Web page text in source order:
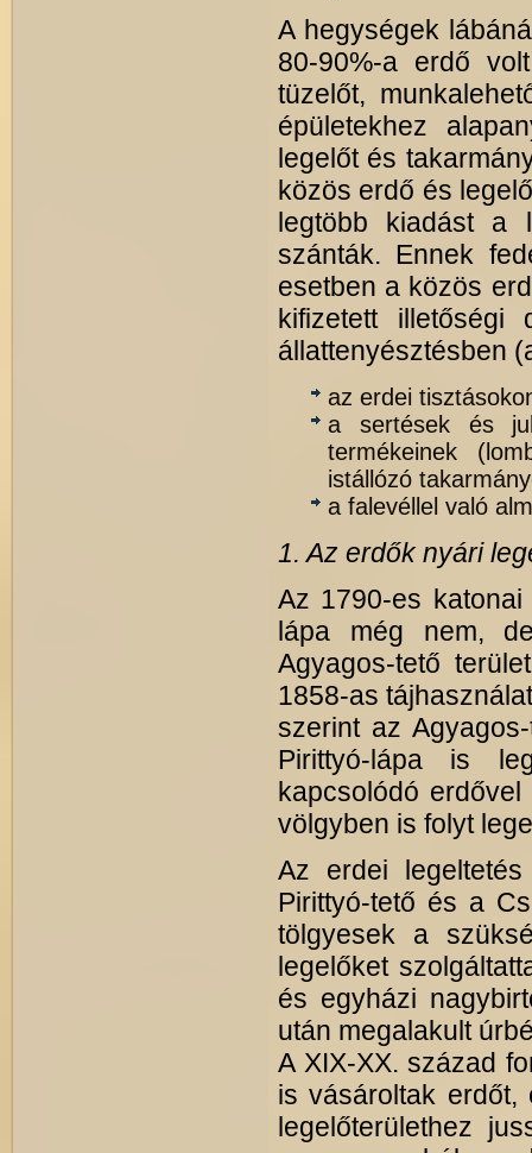
A hegységek
80-90%-a erdő
tüzelőt,
épületekhez
legelőt és
közös erdő és
legtöbb kiadást a
szánták. Ennek
esetben a közös
kifizetett
állattenyésztésben
az erdei
a sertések és
termékeinek
istállózó
a falevéllel való
1. Az erdők nyári
Az 1790-es
lápa még nem,
Agyagos-tető
1858-as
szerint az
Pirittyó-lápa is
kapcsolódó
völgyben is folyt
Az erdei
Pirittyó-tető és a
tölgyesek a
legelőket
és egyházi
után megalakult
A XIX-XX. század
is vásároltak
legelőterülethez